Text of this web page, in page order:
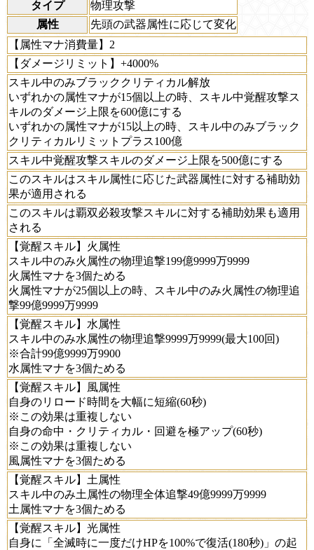
タイプ
物理攻撃
属性
先頭の武器属性に応じて変化
【属性マナ消費量】2
【ダメージリミット】+4000%
スキル中のみブラッククリティカル解放
いずれかの属性マナが15個以上の時、スキル中覚醒攻撃ス
キルのダメージ上限を600億にする
いずれかの属性マナが15以上の時、スキル中のみブラック
クリティカルリミットプラス100億
スキル中覚醒攻撃スキルのダメージ上限を500億にする
このスキルはスキル属性に応じた武器属性に対する補助効
果が適用される
このスキルは覇双必殺攻撃スキルに対する補助効果も適用
される
【覚醒スキル】火属性
スキル中のみ火属性の物理追撃199億9999万9999
火属性マナを3個ためる
火属性マナが25個以上の時、スキル中のみ火属性の物理追
撃99億9999万9999
【覚醒スキル】水属性
スキル中のみ水属性の物理追撃9999万9999(最大100回)
※合計99億9999万9900
水属性マナを3個ためる
【覚醒スキル】風属性
自身のリロード時間を大幅に短縮(60秒)
※この効果は重複しない
自身の命中・クリティカル・回避を極アップ(60秒)
※この効果は重複しない
風属性マナを3個ためる
【覚醒スキル】土属性
スキル中のみ土属性の物理全体追撃49億9999万9999
土属性マナを3個ためる
【覚醒スキル】光属性
自身に「全滅時に一度だけHPを100%で復活(180秒)」の起